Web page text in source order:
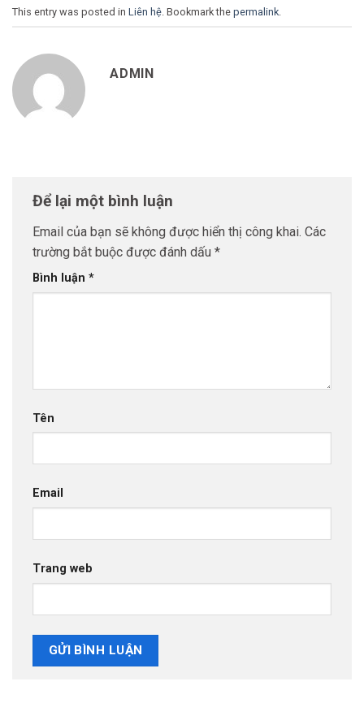
This entry was posted in Liên hệ . Bookmark the permalink
ADMIN
Để lại một bình luận
Email của bạn sẽ không được hiển thị công khai. Các
trường bắt buộc được đánh dấu *
Bình luận *
Tên
Email
Trang web